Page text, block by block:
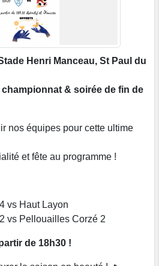
Henri Manceau, St Paul du
& soirée de fin de
nos équipes pour cette ultime
et fête au programme !
vs Haut Layon
vs Pellouailles Corzé 2
de 18h30 !